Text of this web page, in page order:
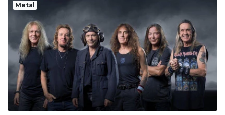
Metal